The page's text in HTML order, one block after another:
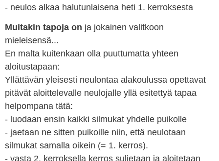
- neulos alkaa halutunlaisena heti 1. kerroksesta
Muitakin tapoja on ja jokainen valitkoon
mieleisensä...
En malta kuitenkaan olla puuttumatta yhteen
aloitustapaan:
Yllättävän yleisesti neulontaa alakoulussa opettavat
pitävät aloittelevalle neulojalle yllä esitettyä tapaa
helpompana tätä:
- luodaan ensin kaikki silmukat yhdelle puikolle
- jaetaan ne sitten puikoille niin, että neulotaan
silmukat samalla oikein (= 1. kerros).
- vasta 2. kerroksella kerros suljetaan ja aloitetaan